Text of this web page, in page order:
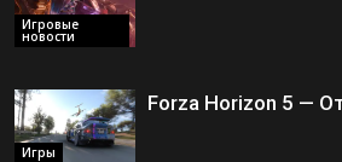
Игровые
новости
Игры
Forza Horizon 5 —